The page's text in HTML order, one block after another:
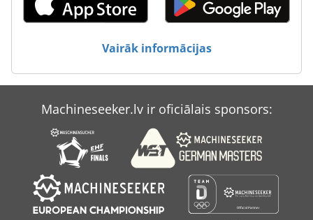
Vairāk informācijas
Machineseeker.lv ir oficiālais sponsors: